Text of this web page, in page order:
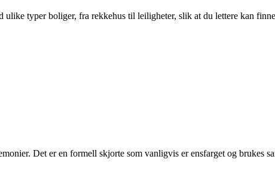
typer boliger, fra rekkehus til leiligheter, slik at du lettere kan
Det er en formell skjorte som vanligvis er ensfarget og brukes